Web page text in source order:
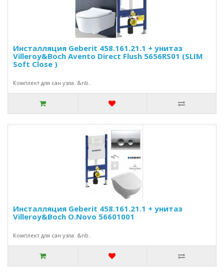
Инсталляция Geberit 458.161.21.1 + унитаз
Villeroy&Boch Avento Direct Flush 5656RS01 (SLIM
Soft Close )
Комплект для сан узла. &nb..
Инсталляция Geberit 458.161.21.1 + унитаз
Villeroy&Boch O.Novo 56601001
Комплект для сан узла. &nb..